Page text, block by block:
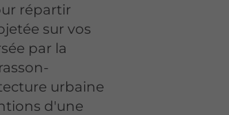
répartir
sur vos
par la
urbaine
d'une